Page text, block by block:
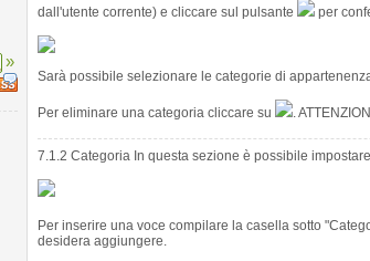
»
dall'utente corrente) e cliccare sul pulsante
per
Sarà possibile selezionare le categorie di
Per eliminare una categoria cliccare su .
7.1.2 Categoria In questa sezione è possibile
Per inserire una voce compilare la casella sotto
desidera aggiungere.